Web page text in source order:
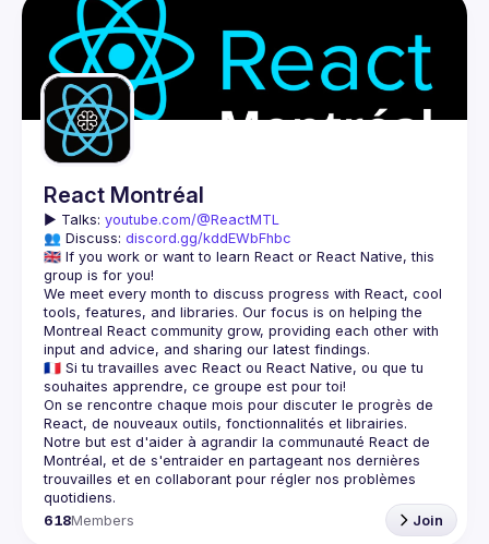
Events
Guilds
React Montréal
▶️ Talks: youtube.com/@ReactMTL
👥 Discuss: discord.gg/kddEWbFhbc
🇬🇧 If you work or want to learn React or React Native, this
We meet every month to discuss progress with React, cool
tools, features, and libraries. Our focus is on helping the
Montreal React community grow, providing each other with
🇫🇷 Si tu travailles avec React ou React Native, ou que tu
On se rencontre chaque mois pour discuter le progrès de
React, de nouveaux outils, fonctionnalités et librairies.
Notre but est d'aider à agrandir la communauté React de
Montréal, et de s'entraider en partageant nos dernières
trouvailles et en collaborant pour régler nos problèmes
618Members Join